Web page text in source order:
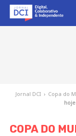
Jornal DCI › Copa do
COPA DO